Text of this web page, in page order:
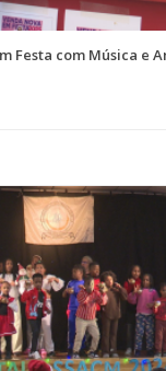
Festa com Música e